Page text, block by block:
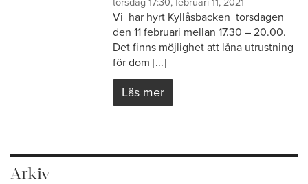
torsdag 17:30, februari 11, 2021
Vi har hyrt Kyllåsbacken torsdagen
den 11 februari mellan 17.30 – 20.00.
Det finns möjlighet att låna utrustning
för dom [...]
Läs mer
Arkiv